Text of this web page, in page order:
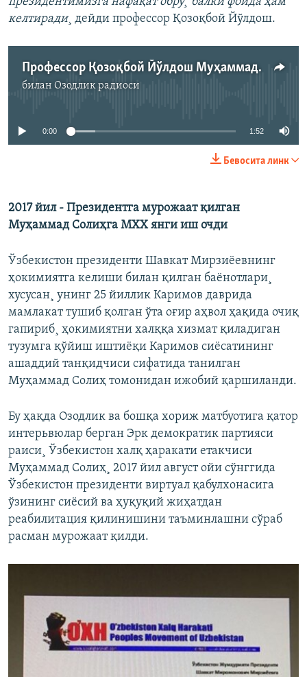
келтиради¸ дейди профессор Қозоқбой Йўлдош.
Профессор Қозоқбой Йўлдош Муҳаммад Солиҳнинг қайтиши аҳамияти ҳақида
билан Озодлик радиоси
Айни дамда медиа-манба мавжуд эмас
0:00 1:52
Бевосита линк
2017 йил - Президентга мурожаат қилган
Муҳаммад Солиҳга МХХ янги иш очди
Ўзбекистон президенти Шавкат Мирзиëевнинг
ҳокимиятга келиши билан қилган баëнотлари¸
хусусан¸ унинг 25 йиллик Каримов даврида
мамлакат тушиб қолган ўта оғир аҳвол ҳақида очиқ
гапириб¸ ҳокимиятни халққа хизмат қиладиган
тузумга қўйиш иштиëқи Каримов сиëсатининг
ашаддий танқидчиси сифатида танилган
Муҳаммад Солиҳ томонидан ижобий қаршиланди.
Бу ҳақда Озодлик ва бошқа хориж матбуотига қатор
интерьвюлар берган Эрк демократик партияси
раиси¸ Ўзбекистон халқ ҳаракати етакчиси
Муҳаммад Солиҳ¸ 2017 йил август ойи сўнггида
Ўзбекистон президенти виртуал қабулхонасига
ўзининг сиëсий ва ҳуқуқий жиҳатдан
реабилитация қилинишини таъминлашни сўраб
расман мурожаат қилди.